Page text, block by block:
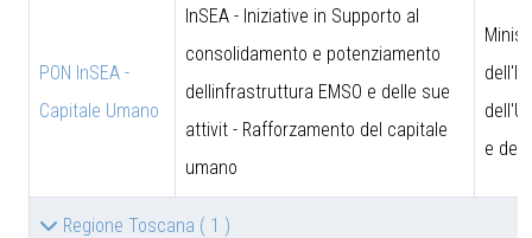
PON InSEA -
Capitale Umano
InSEA - Iniziative in Supporto al
consolidamento e potenziamento
dellinfrastruttura EMSO e delle sue
attivit - Rafforzamento del capitale
umano
e
Regione Toscana ( 1 )